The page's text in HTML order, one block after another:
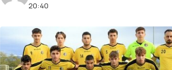
20:40